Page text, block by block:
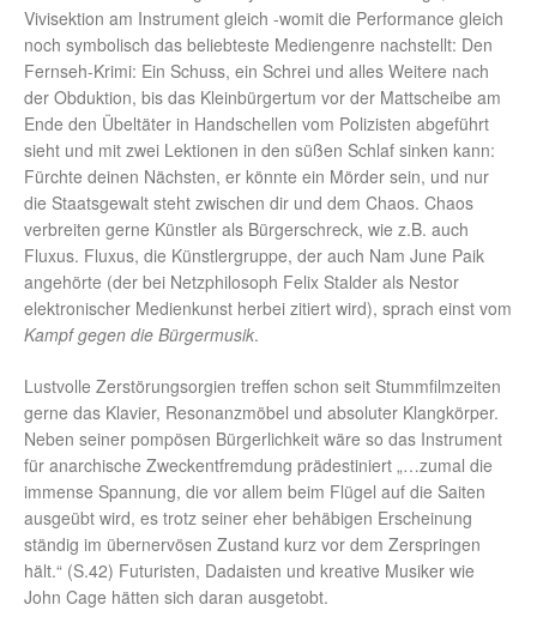
Vivisektion am Instrument gleich -womit die Performance gleich
noch symbolisch das beliebteste Mediengenre nachstellt: Den
Fernseh-Krimi: Ein Schuss, ein Schrei und alles Weitere nach
der Obduktion, bis das Kleinbürgertum vor der Mattscheibe am
Ende den Übeltäter in Handschellen vom Polizisten abgeführt
sieht und mit zwei Lektionen in den süßen Schlaf sinken kann:
Fürchte deinen Nächsten, er könnte ein Mörder sein, und nur
die Staatsgewalt steht zwischen dir und dem Chaos. Chaos
verbreiten gerne Künstler als Bürgerschreck, wie z.B. auch
Fluxus. Fluxus, die Künstlergruppe, der auch Nam June Paik
angehörte (der bei Netzphilosoph Felix Stalder als Nestor
elektronischer Medienkunst herbei zitiert wird), sprach einst vom
Kampf gegen die Bürgermusik.
Lustvolle Zerstörungsorgien treffen schon seit Stummfilmzeiten
gerne das Klavier, Resonanzmöbel und absoluter Klangkörper.
Neben seiner pompösen Bürgerlichkeit wäre so das Instrument
für anarchische Zweckentfremdung prädestiniert „…zumal die
immense Spannung, die vor allem beim Flügel auf die Saiten
ausgeübt wird, es trotz seiner eher behäbigen Erscheinung
ständig im übernervösen Zustand kurz vor dem Zerspringen
hält.“ (S.42) Futuristen, Dadaisten und kreative Musiker wie
John Cage hätten sich daran ausgetobt.